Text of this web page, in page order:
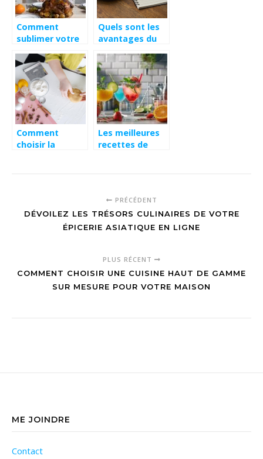
Comment
sublimer votre
Quels sont les
avantages du
?
Comment
choisir la
Les meilleures
recettes de
PRÉCÉDENT
DÉVOILEZ LES TRÉSORS CULINAIRES DE VOTRE
ÉPICERIE ASIATIQUE EN LIGNE
PLUS RÉCENT
COMMENT CHOISIR UNE CUISINE HAUT DE GAMME
SUR MESURE POUR VOTRE MAISON
ME JOINDRE
Contact